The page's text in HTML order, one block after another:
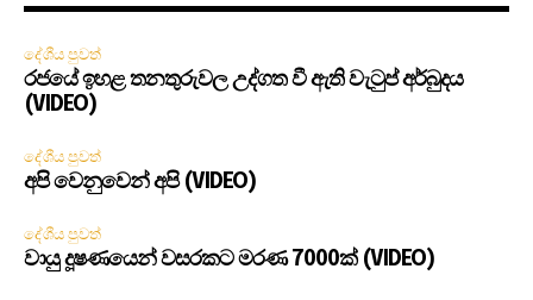
දේශීය පුවත්
රජයේ ඉහළ තනතුරුවල උද්ගත වී ඇති වැටුප් අර්බුදය
(VIDEO)
දේශීය පුවත්
අපි වෙනුවෙන් අපි (VIDEO)
දේශීය පුවත්
වායු දූෂණයෙන් වසරකට මරණ 7000ක් (VIDEO)